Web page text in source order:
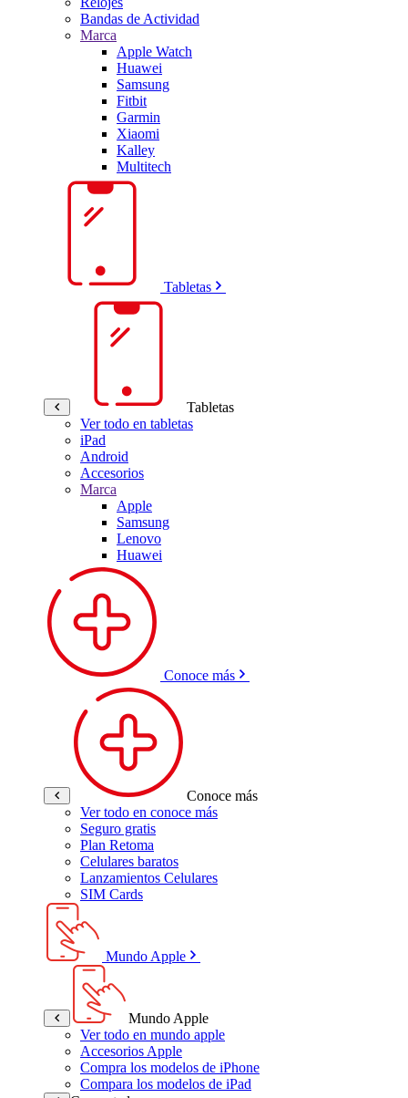
Bandas de Actividad
Marca
Apple Watch
Huawei
Samsung
Fitbit
Garmin
Xiaomi
Kalley
Multitech
Tabletas
Tabletas
Ver todo en tabletas
iPad
Android
Accesorios
Marca
Apple
Samsung
Lenovo
Huawei
Conoce más
Conoce más
Ver todo en conoce más
Seguro gratis
Plan Retoma
Celulares baratos
Lanzamientos Celulares
SIM Cards
Mundo Apple
Mundo Apple
Ver todo en mundo apple
Accesorios Apple
Compra los modelos de iPhone
Compara los modelos de iPad